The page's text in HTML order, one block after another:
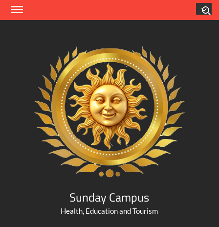
Skip
Sunday Campus
Health, Education and Tourism